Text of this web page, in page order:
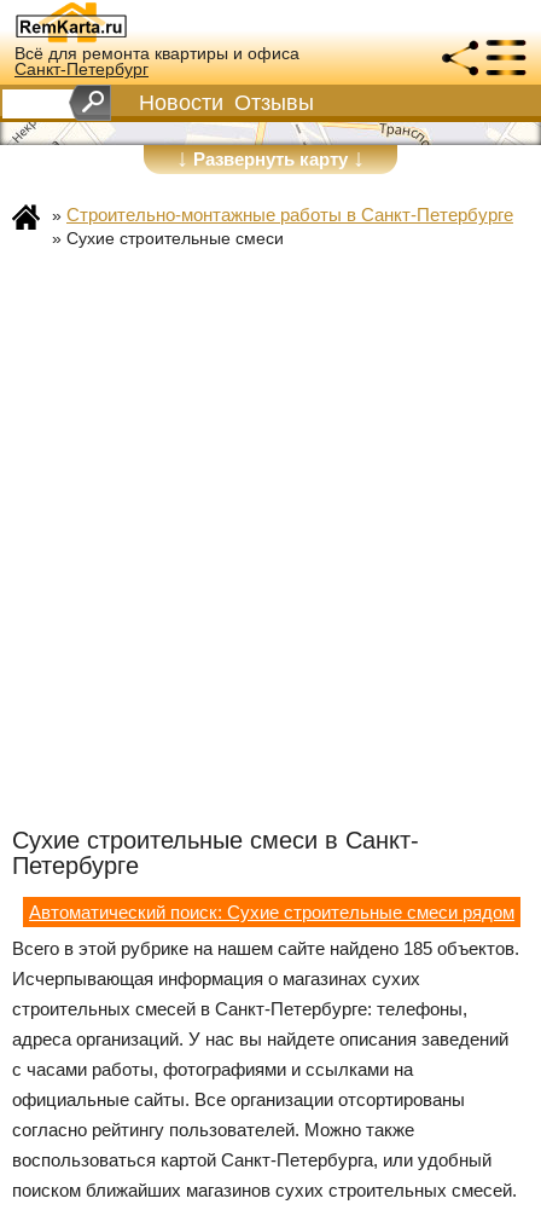
Всё для ремонта квартиры и офиса
Санкт-Петербург
Новости Отзывы
↓Развернуть карту↓
» Строительно-монтажные работы в Санкт-Петербурге
» Сухие строительные смеси
Сухие строительные смеси в Санкт-
Петербурге
Автоматический поиск: Сухие строительные смеси рядом
Всего в этой рубрике на нашем сайте найдено 185 объектов.
Исчерпывающая информация о магазинах сухих
строительных смесей в Санкт-Петербурге: телефоны,
адреса организаций. У нас вы найдете описания заведений
с часами работы, фотографиями и ссылками на
официальные сайты. Все организации отсортированы
согласно рейтингу пользователей. Можно также
воспользоваться картой Санкт-Петербурга, или удобный
поиском ближайших магазинов сухих строительных смесей.